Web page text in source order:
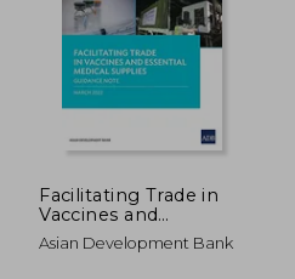
50%
Facilitating Trade in
Vaccines and
Essential Medical
Supplies: Guidance
Asian Development Bank